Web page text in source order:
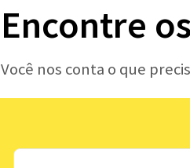
Encontre
Você nos conta o que